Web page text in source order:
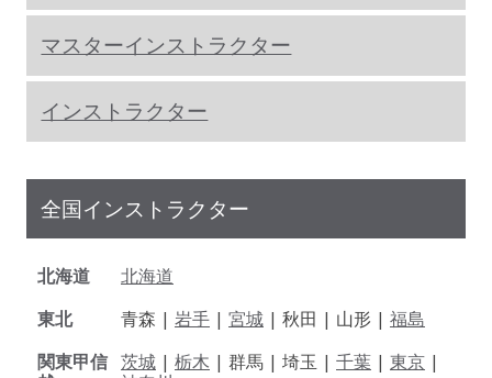
マスターインストラクター
インストラクター
全国インストラクター
北海道
北海道
東北
青森 | 岩手 | 宮城 | 秋田 | 山形 | 福島
関東甲信 茨城 | 栃木 | 群馬 | 埼玉 | 千葉 | 東京 |